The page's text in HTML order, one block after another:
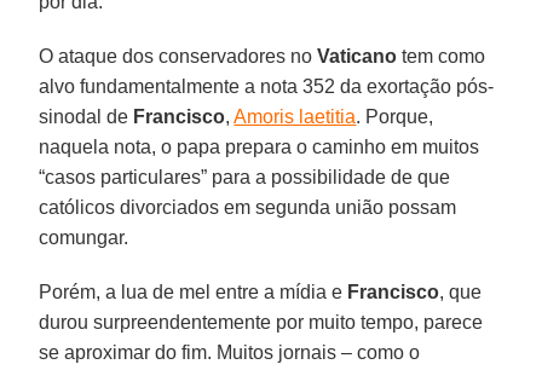
O ataque dos conservadores noVaticano tem como
alvo fundamentalmente a nota 352 da exortação pós-
sinodal de Francisco,Amoris laetitia. Porque,
naquela nota, o papa prepara o caminho em muitos
“casos particulares” para a possibilidade de que
católicos divorciados em segunda união possam
comungar.
Porém, a lua de mel entre a mídia e Francisco, que
durou surpreendentemente por muito tempo, parece
se aproximar do fim. Muitos jornais – como o